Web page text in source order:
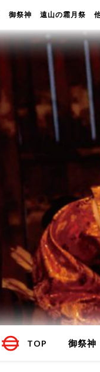
御祭神 遠山の霜月祭
TOP 御祭神